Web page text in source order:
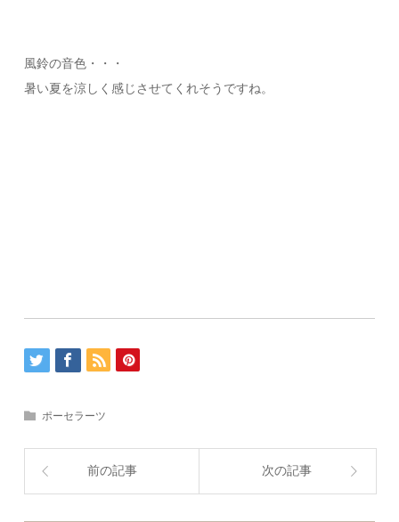
風鈴の音色・・・
暑い夏を涼しく感じさせてくれそうですね。
ポーセラーツ
前の記事 次の記事